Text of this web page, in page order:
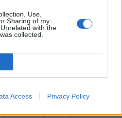
Use,
Sharing of my
with the
collected.
Access Privacy Policy
Ακόμη
πείνα: Ο λόγος που
2026
Δακτύλιος: Γιατί πρέπει να